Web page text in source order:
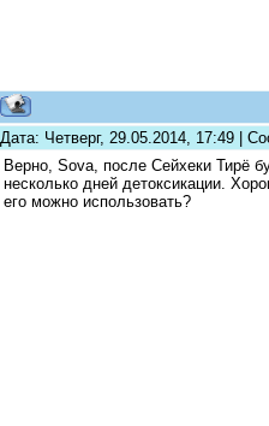
Дата: Четверг, 29.05.2014, 17:49 |
Верно, Sova, после Сейхеки Тирё
несколько дней детоксикации.
его можно использовать?